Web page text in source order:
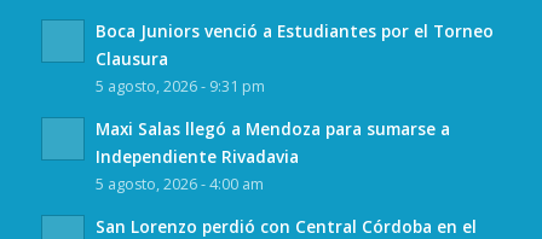
Boca Juniors venció a Estudiantes por el Torneo
Clausura
5 agosto, 2026 - 9:31 pm
Maxi Salas llegó a Mendoza para sumarse a
Independiente Rivadavia
5 agosto, 2026 - 4:00 am
San Lorenzo perdió con Central Córdoba en el